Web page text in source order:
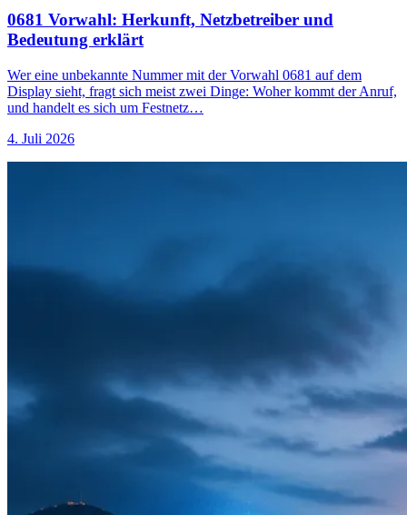
0681 Vorwahl: Herkunft, Netzbetreiber und
Bedeutung erklärt
Wer eine unbekannte Nummer mit der Vorwahl 0681 auf dem
Display sieht, fragt sich meist zwei Dinge: Woher kommt der Anruf,
und handelt es sich um Festnetz…
4. Juli 2026